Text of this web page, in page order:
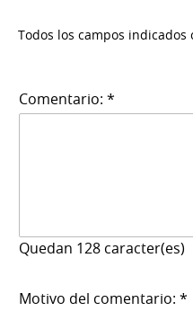
Todos los campos
Comentario: *
Quedan 128 caracter(es)
Motivo del comentario: *